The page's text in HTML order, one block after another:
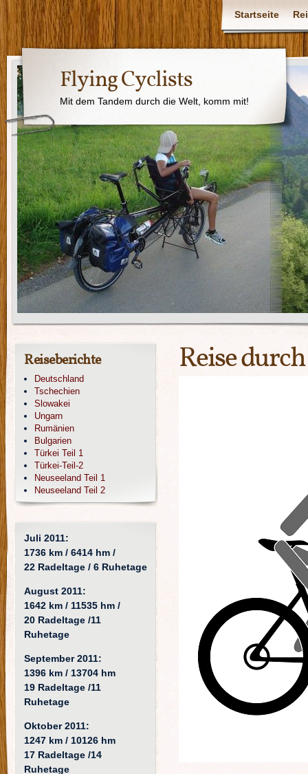
Startseite
Flying Cyclists
Mit dem Tandem durch die Welt, komm mit!
Reise
Reiseberichte
Deutschland
Tschechien
Slowakei
Ungarn
Rumänien
Bulgarien
Türkei Teil 1
Türkei-Teil-2
Neuseeland Teil 1
Neuseeland Teil 2
Juli 2011:
1736 km / 6414 hm /
22 Radeltage / 6 Ruhetage
August 2011:
1642 km / 11535 hm /
20 Radeltage /11
Ruhetage
September 2011:
1396 km / 13704 hm
19 Radeltage /11
Ruhetage
Oktober 2011:
1247 km / 10126 hm
17 Radeltage /14
Ruhetage